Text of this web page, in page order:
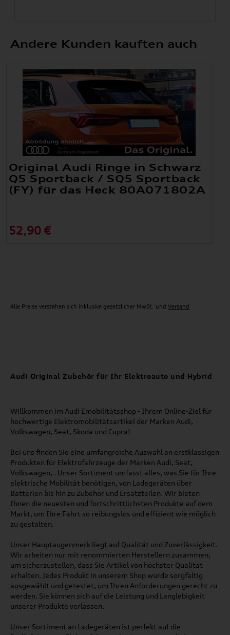
Andere Kunden kauften auch
Original Audi Ringe in Schwarz
Q5 Sportback / SQ5 Sportback
(FY) für das Heck 80A071802A
52,90 €
Alle Preise verstehen sich inklusive gesetzlicher MwSt. und Versand
Audi Original Zubehör für Ihr Elektroauto und Hybrid
Willkommen im Audi Emobilitätsshop - Ihrem Online-Ziel für
hochwertige Elektromobilitätsartikel der Marken Audi,
Volkswagen, Seat, Skoda und Cupra!
Bei uns finden Sie eine umfangreiche Auswahl an erstklassigen
Produkten für Elektrofahrzeuge der Marken Audi, Seat,
Volkswagen, . Unser Sortiment umfasst alles, was Sie für Ihre
elektrische Mobilität benötigen, von Ladegeräten über
Batterien bis hin zu Zubehör und Ersatzteilen. Wir bieten
Ihnen die neuesten und fortschrittlichsten Produkte auf dem
Markt, um Ihre Fahrt so reibungslos und effizient wie möglich
zu gestalten.
Unser Hauptaugenmerk liegt auf Qualität und Zuverlässigkeit.
Wir arbeiten nur mit renommierten Herstellern zusammen,
um sicherzustellen, dass Sie Artikel von höchster Qualität
erhalten. Jedes Produkt in unserem Shop wurde sorgfältig
ausgewählt und getestet, um Ihren Anforderungen gerecht zu
werden. Sie können sich auf die Leistung und Langlebigkeit
unserer Produkte verlassen.
Unser Sortiment an Ladegeräten ist perfekt auf die